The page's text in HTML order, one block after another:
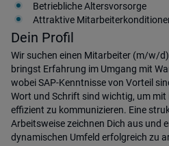
Betriebliche Altersvorsorge
Attraktive
Dein Profil
Wir suchen einen Mitarbeiter (m/w/
bringst Erfahrung im Umgang mit
wobei SAP-Kenntnisse von Vorteil
Wort und Schrift sind wichtig, um
effizient zu kommunizieren. Eine
Arbeitsweise zeichnen Dich aus und
dynamischen Umfeld erfolgreich zu